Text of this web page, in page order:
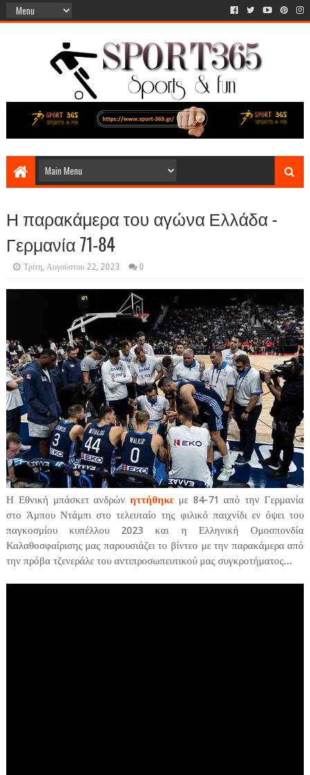
Η παρακάμερα του αγώνα Ελλάδα -
Γερμανία 71-84
Τρίτη, Αυγούστου 22, 2023 0
Η Εθνική μπάσκετ ανδρώνηττήθηκε με 84-71 από την Γερμανία
στο Άμπου Ντάμπι στο τελευταίο της φιλικό παιχνίδι εν όψει του
παγκοσμίου κυπέλλου 2023 και η Ελληνική Ομοσπονδία
Καλαθοσφαίρισης μας παρουσιάζει το βίντεο με την παρακάμερα από
την πρόβα τζενεράλε του αντιπροσωπευτικού μας συγκροτήματος...